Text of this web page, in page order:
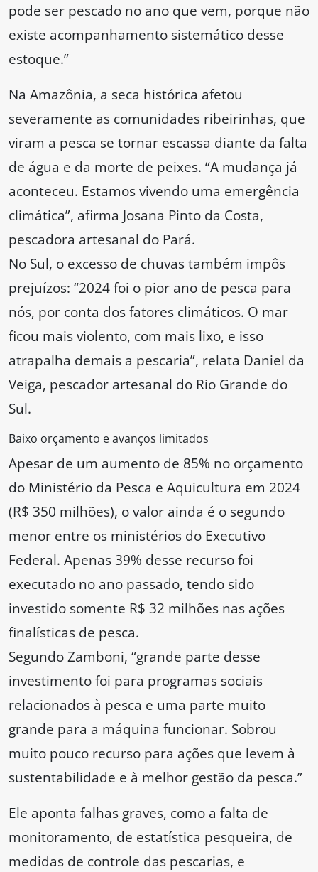
pode ser pescado no ano que vem, porque não
existe acompanhamento sistemático desse
estoque.”
Na Amazônia, a seca histórica afetou
severamente as comunidades ribeirinhas, que
viram a pesca se tornar escassa diante da falta
de água e da morte de peixes. “A mudança já
aconteceu. Estamos vivendo uma emergência
climática”, afirma Josana Pinto da Costa,
pescadora artesanal do Pará.
No Sul, o excesso de chuvas também impôs
prejuízos: “2024 foi o pior ano de pesca para
nós, por conta dos fatores climáticos. O mar
ficou mais violento, com mais lixo, e isso
atrapalha demais a pescaria”, relata Daniel da
Veiga, pescador artesanal do Rio Grande do
Sul.
Baixo orçamento e avanços limitados
Apesar de um aumento de 85% no orçamento
do Ministério da Pesca e Aquicultura em 2024
(R$ 350 milhões), o valor ainda é o segundo
menor entre os ministérios do Executivo
Federal. Apenas 39% desse recurso foi
executado no ano passado, tendo sido
investido somente R$ 32 milhões nas ações
finalísticas de pesca.
Segundo Zamboni, “grande parte desse
investimento foi para programas sociais
relacionados à pesca e uma parte muito
grande para a máquina funcionar. Sobrou
muito pouco recurso para ações que levem à
sustentabilidade e à melhor gestão da pesca.”
Ele aponta falhas graves, como a falta de
monitoramento, de estatística pesqueira, de
medidas de controle das pescarias, e